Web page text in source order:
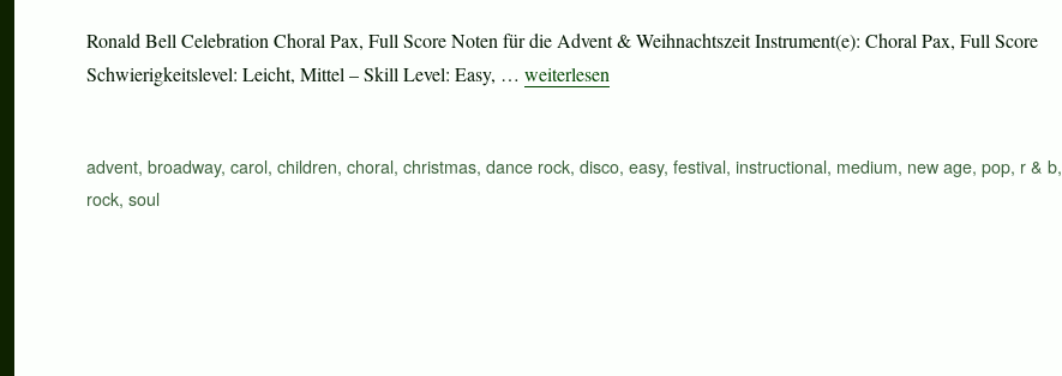
Ronald Bell Celebration Choral Pax, Full Score Noten für die Advent & Weihnachtszeit Instrument(e): Choral Pax, Full Score
Schwierigkeitslevel: Leicht, Mittel – Skill Level: Easy, … „Celebration“
weiterlesen
Schlagwörter
advent, broadway, carol, children, choral, christmas, dance rock, disco, easy, festival, instructional, medium, new age, pop, r & b,
rock, soul